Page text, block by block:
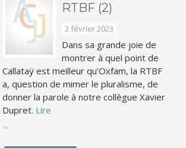
RTBF (2)
2 février 2023
Dans sa grande joie de
montrer à quel point de
Callataÿ est meilleur qu’Oxfam, la RTBF
a, question de mimer le pluralisme, de
donner la parole à notre collègue Xavier
Dupret. Lire